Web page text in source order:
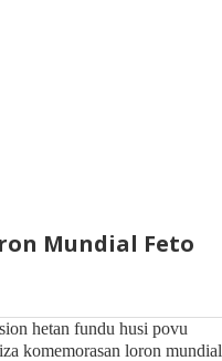
Mundial Feto
hetan fundu husi povu
komemorasan loron mundial